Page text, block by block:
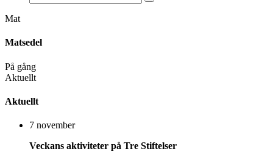
efter:
Mat
Matsedel
På gång
Aktuellt
Aktuellt
7 november
Veckans aktiviteter på Tre Stiftelser